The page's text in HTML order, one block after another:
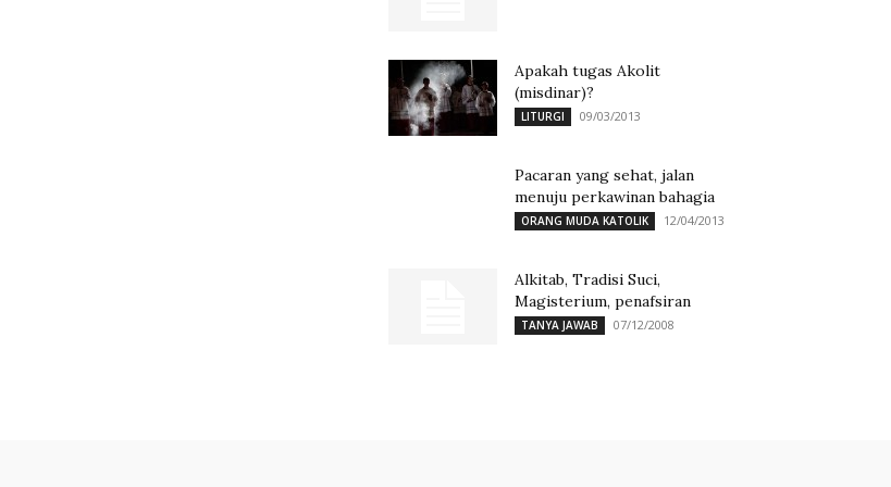
Apakah tugas Akolit
(misdinar)?
LITURGI 09/03/2013
Pacaran yang sehat, jalan
menuju perkawinan bahagia
ORANG MUDA KATOLIK 12/04/2013
Alkitab, Tradisi Suci,
Magisterium, penafsiran
TANYA JAWAB 07/12/2008